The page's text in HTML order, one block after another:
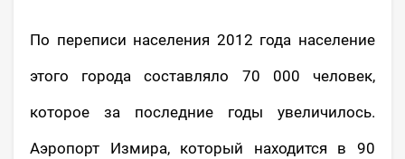
По переписи населения 2012 года население
этого города составляло 70 000 человек,
которое за последние годы увеличилось.
Аэропорт Измира, который находится в 90